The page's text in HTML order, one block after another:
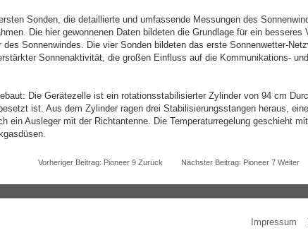
Sonden, die detaillierte und umfassende Messungen des
Die hier gewonnenen Daten bildeten die Grundlage für ein besseres
des Sonnenwindes. Die vier Sonden bildeten das erste Sonnenwetter-
Sonnenaktivität, die großen Einfluss auf die Kommunikations-
Die Gerätezelle ist ein rotationsstabilisierter Zylinder von 94 cm
ist. Aus dem Zylinder ragen drei Stabilisierungsstangen heraus,
ein Ausleger mit der Richtantenne. Die Temperaturregelung geschieht
Vorheriger Beitrag: Pioneer 9 Zurück Nächster Beitrag: Pioneer 7 Weiter
Impressum